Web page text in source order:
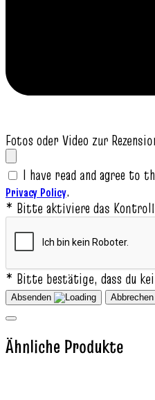
Fotos oder Video zur
I have read and agree to
Privacy Policy.
* Bitte aktiviere das
* Bitte bestätige, dass du
Absenden Abbrechen
Ähnliche Produkte